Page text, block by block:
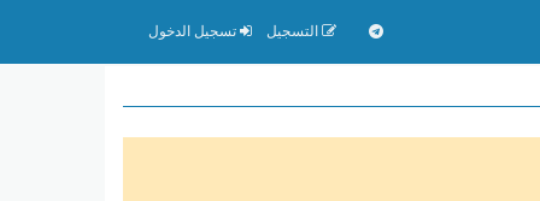
التسجيل تسجيل الدخول